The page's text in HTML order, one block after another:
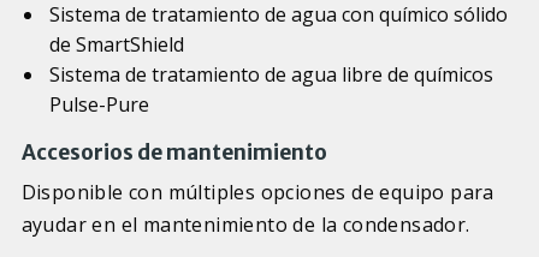
Sistema de tratamiento de agua con químico sólido
de SmartShield
Sistema de tratamiento de agua libre de químicos
Pulse-Pure
Accesorios de mantenimiento
Disponible con múltiples opciones de equipo para
ayudar en el mantenimiento de la condensador.